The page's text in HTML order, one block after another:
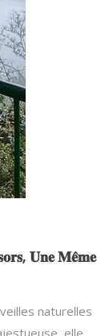
𝐔𝐧𝐞 𝐌𝐞̂𝐦𝐞
naturelles
elle